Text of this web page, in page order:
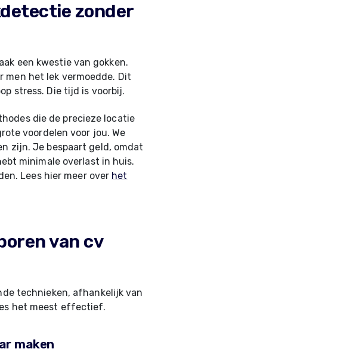
zonder
een kwestie van gokken.
men het lek vermoedde. Dit
stress. Die tijd is voorbij.
die de precieze locatie
voordelen voor jou. We
zijn. Je bespaart geld, omdat
minimale overlast in huis.
Lees hier meer over het
van cv
technieken, afhankelijk van
het meest effectief.
maken